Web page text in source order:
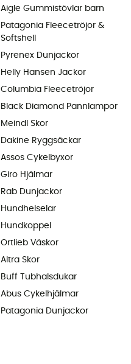
Aigle Gummistövlar barn
Patagonia Fleecetröjor &
Softshell
Pyrenex Dunjackor
Helly Hansen Jackor
Columbia Fleecetröjor
Black Diamond Pannlampor
Meindl Skor
Dakine Ryggsäckar
Assos Cykelbyxor
Giro Hjälmar
Rab Dunjackor
Hundhelselar
Hundkoppel
Ortlieb Väskor
Altra Skor
Buff Tubhalsdukar
Abus Cykelhjälmar
Patagonia Dunjackor